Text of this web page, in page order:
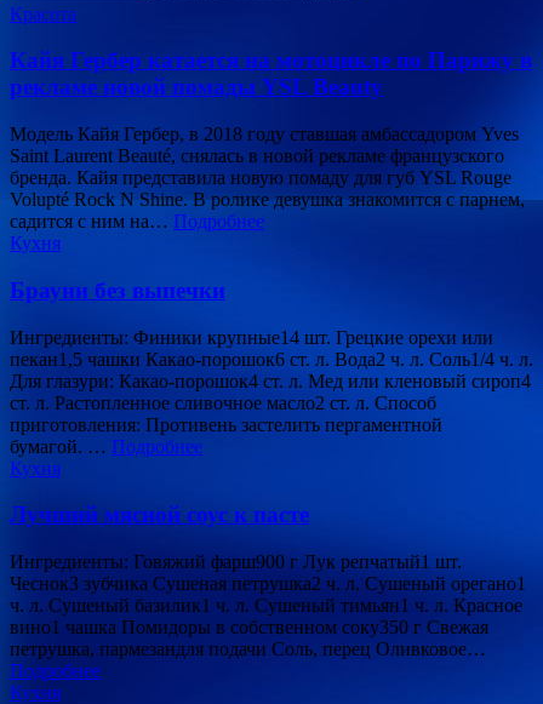
Красота
Кайя Гербер катается на мотоцикле по Парижу в
рекламе новой помады YSL Beauty
Модель Кайя Гербер, в 2018 году ставшая амбассадором Yves
Saint Laurent Beauté, снялась в новой рекламе французского
бренда. Кайя представила новую помаду для губ YSL Rouge
Volupté Rock N Shine. В ролике девушка знакомится с парнем,
садится с ним на… Подробнее
Кухня
Брауни без выпечки
Ингредиенты: Финики крупные14 шт. Грецкие орехи или
пекан1,5 чашки Какао-порошок6 ст. л. Вода2 ч. л. Соль1/4 ч. л.
Для глазури: Какао-порошок4 ст. л. Мед или кленовый сироп4
ст. л. Растопленное сливочное масло2 ст. л. Способ
приготовления: Противень застелить пергаментной
бумагой. … Подробнее
Кухня
Лучший мясной соус к пасте
Ингредиенты: Говяжий фарш900 г Лук репчатый1 шт.
Чеснок3 зубчика Сушеная петрушка2 ч. л. Сушеный орегано1
ч. л. Сушеный базилик1 ч. л. Сушеный тимьян1 ч. л. Красное
вино1 чашка Помидоры в собственном соку350 г Свежая
петрушка, пармезандля подачи Соль, перец Оливковое…
Подробнее
Кухня